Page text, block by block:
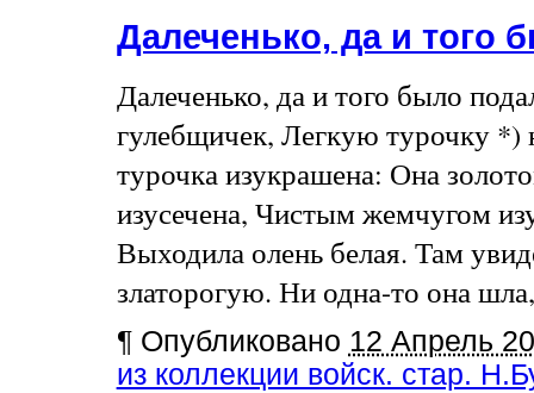
Далеченько, да и того
Далеченько, да и того было
гулебщичек, Легкую турочку *)
турочка изукрашена: Она
изусечена, Чистым жемчугом
Выходила олень белая. Там
златорогую. Ни одна-то она
¶ Опубликовано 12 Апрель
из коллекции войск. стар.